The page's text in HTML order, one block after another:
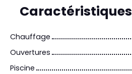
Caractéristiques
Chauffage
Ouvertures
Piscine